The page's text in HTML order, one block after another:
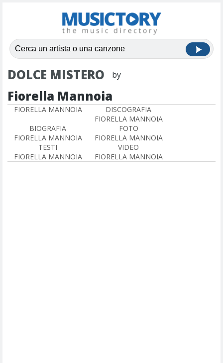
DOLCE MISTERO by
Fiorella Mannoia
FIORELLA MANNOIA
DISCOGRAFIA
FIORELLA MANNOIA
BIOGRAFIA
FIORELLA MANNOIA
FOTO
FIORELLA MANNOIA
TESTI
FIORELLA MANNOIA
VIDEO
FIORELLA MANNOIA